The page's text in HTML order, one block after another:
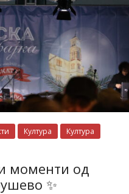
Култура
Култура
моменти од
✨